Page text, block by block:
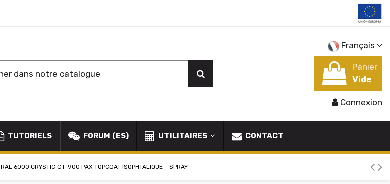
Français
Panier
Vide
Connexion
TUTORIELS FORUM (ES) UTILITAIRES CONTACT
RAL 6000 CRYSTIC GT-900 PAX TOPCOAT ISOPHTALIQUE - SPRAY